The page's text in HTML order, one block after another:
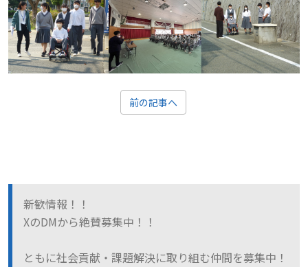
前の記事へ
新歓情報！！
XのDMから絶賛募集中！！
ともに社会貢献・課題解決に取り組む仲間を募集中！